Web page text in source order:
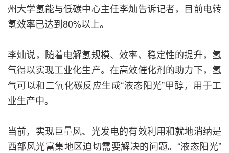
州大学氢能与低碳中心主任李灿告诉记者，目前电转
氢效率已达到80%以上。
李灿说，随着电解氢规模、效率、稳定性的提升，氢
气得以实现工业化生产。在高效催化剂的助力下，氢
气可以和二氧化碳反应生成“液态阳光”甲醇，用于工
业生产中。
当前，实现巨量风、光发电的有效利用和就地消纳是
西部风光富集地区迫切需要解决的问题。“液态阳光”